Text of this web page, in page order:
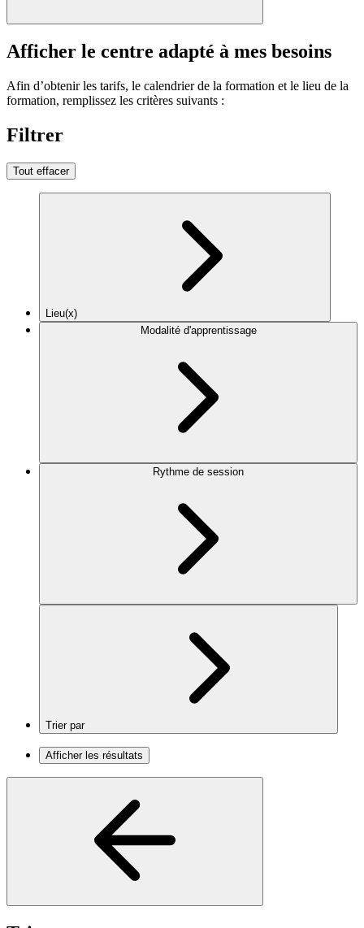
Afficher le centre adapté à mes besoins
Afin d’obtenir les tarifs, le calendrier de la formation et le lieu de la
formation, remplissez les critères suivants :
Filtrer
Tout effacer
Lieu(x)
Modalité d'apprentissage
Rythme de session
Trier par
Afficher les résultats